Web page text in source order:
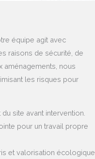
équipe agit avec
raisons de sécurité, de
aménagements, nous
les risques pour
site avant intervention.
pour un travail propre
et valorisation écologique